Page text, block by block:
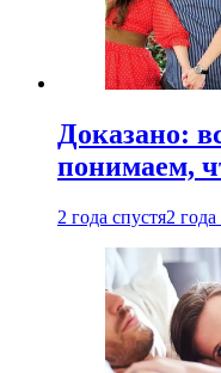
Доказано:
понимаем,
2 года спустя2 года